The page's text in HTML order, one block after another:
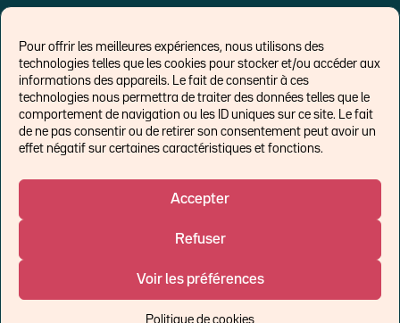
Pour offrir les meilleures expériences, nous utilisons des
technologies telles que les cookies pour stocker et/ou accéder aux
informations des appareils. Le fait de consentir à ces
technologies nous permettra de traiter des données telles que le
comportement de navigation ou les ID uniques sur ce site. Le fait
de ne pas consentir ou de retirer son consentement peut avoir un
effet négatif sur certaines caractéristiques et fonctions.
Accepter
Refuser
Voir les préférences
Politique de cookies
LIENS EXTERNES
Chroniques pour Forbes
Economistes
Think tank
Politique de cookies (UE)
Un affilié de :